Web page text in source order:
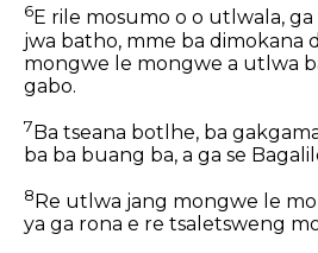
6E rile mosumo o o utlwala,
jwa batho, mme ba dimokana
mongwe le mongwe a utlwa
gabo.
7Ba tseana botlhe, ba
ba ba buang ba, a ga se
8 Re utlwa jang mongwe le
ya ga rona e re tsaletsweng